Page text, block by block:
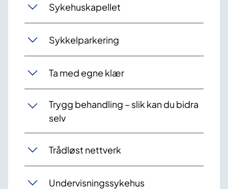
Sykehuskapellet
Sykkelparkering
Ta med egne klær
Trygg behandling – slik kan du bidra
selv
Trådløst nettverk
Undervisningssykehus